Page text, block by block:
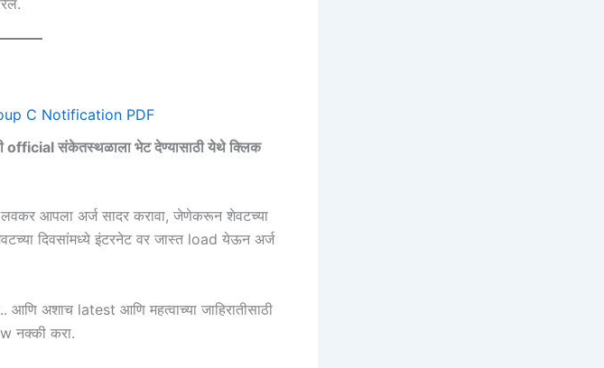
C Notification PDF
official संकेतस्थळाला भेट देण्यासाठी येथे क्लिक
लवकर आपला अर्ज सादर करावा, जेणेकरून शेवटच्या
शेवटच्या दिवसांमध्ये इंटरनेट वर जास्त load येऊन अर्ज
अशाच latest आणि महत्वाच्या जाहिरातीसाठी
नक्की करा.